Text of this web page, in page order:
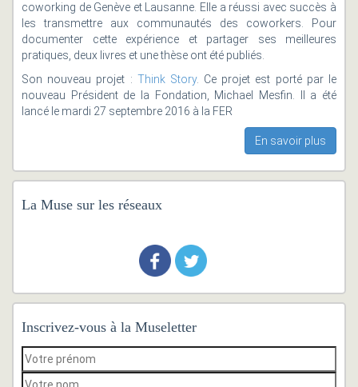
coworking de Genève et Lausanne. Elle a réussi avec succès à
les transmettre aux communautés des coworkers. Pour
documenter cette expérience et partager ses meilleures
pratiques, deux livres et une thèse ont été publiés.
Son nouveau projet : Think Story. Ce projet est porté par le
nouveau Président de la Fondation, Michael Mesfin. Il a été
lancé le mardi 27 septembre 2016 à la FER
En savoir plus
La Muse sur les réseaux
Inscrivez-vous à la Museletter